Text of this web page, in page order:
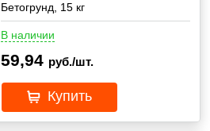
Бетогрунд, 15 кг
В наличии
59,94 руб./шт.
Купить